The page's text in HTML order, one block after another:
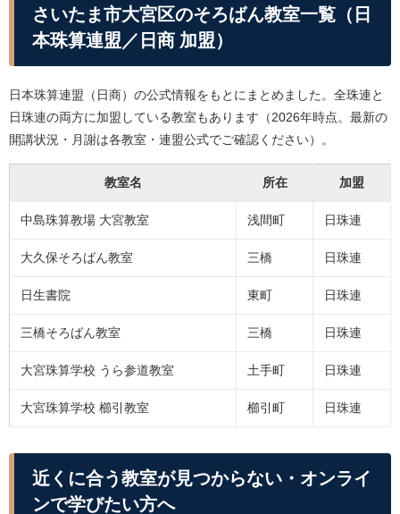
さいたま市大宮区のそろばん教室一覧（日
本珠算連盟／日商 加盟）
日本珠算連盟（日商）の公式情報をもとにまとめました。全珠連と
日珠連の両方に加盟している教室もあります（2026年時点。最新の
開講状況・月謝は各教室・連盟公式でご確認ください）。
教室名 所在 加盟
中島珠算教場 大宮教室 浅間町 日珠連
大久保そろばん教室 三橋 日珠連
日生書院 東町 日珠連
三橋そろばん教室 三橋 日珠連
大宮珠算学校 うら参道教室 土手町 日珠連
大宮珠算学校 櫛引教室 櫛引町 日珠連
近くに合う教室が見つからない・オンライ
ンで学びたい方へ